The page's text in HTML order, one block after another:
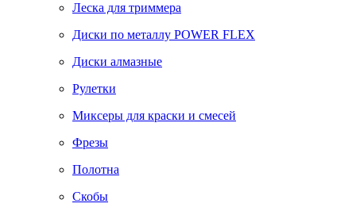
Леска для триммера
Диски по металлу POWER FLEX
Диски алмазные
Рулетки
Миксеры для краски и смесей
Фрезы
Полотна
Скобы